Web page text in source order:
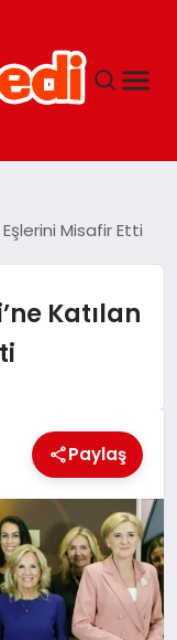
Misafir Etti
Katılan
Paylaş